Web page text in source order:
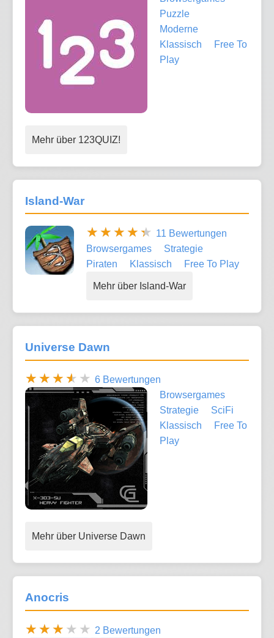
Puzzle
Moderne
Klassisch
Free To
Play
Mehr über 123QUIZ!
Island-War
11 Bewertungen
Browsergames
Strategie
Piraten
Klassisch Free To Play
Mehr über Island-War
Universe Dawn
6 Bewertungen
Browsergames
Strategie
SciFi
Klassisch
Free To
Play
Mehr über Universe Dawn
Anocris
2 Bewertungen